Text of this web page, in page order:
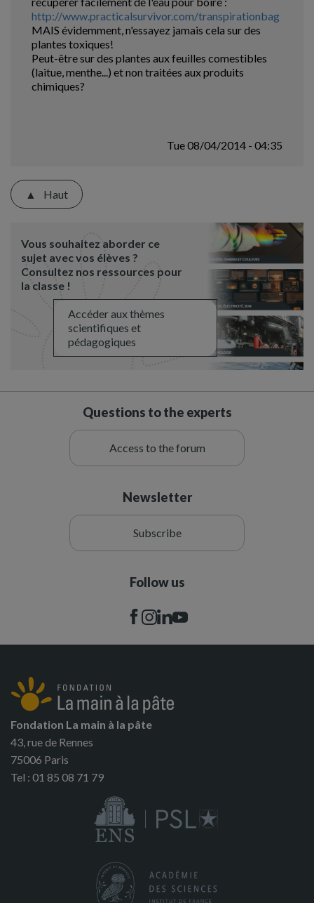
http://www.practicalsurvivor.com/transpirationbag
MAIS évidemment, n'essayez jamais cela sur des
plantes toxiques!
Peut-être sur des plantes aux feuilles comestibles
(laitue, menthe...) et non traitées aux produits
chimiques?
Tue 08/04/2014 - 04:35
Haut
Vous souhaitez aborder ce
sujet avec vos élèves ?
Consultez nos ressources pour
la classe !
Accéder aux thèmes
scientifiques et
pédagogiques
Questions to the experts
Access to the forum
Newsletter
Subscribe
Follow us
Fondation La main à la pâte
43, rue de Rennes
75006 Paris
Tel : 01 85 08 71 79